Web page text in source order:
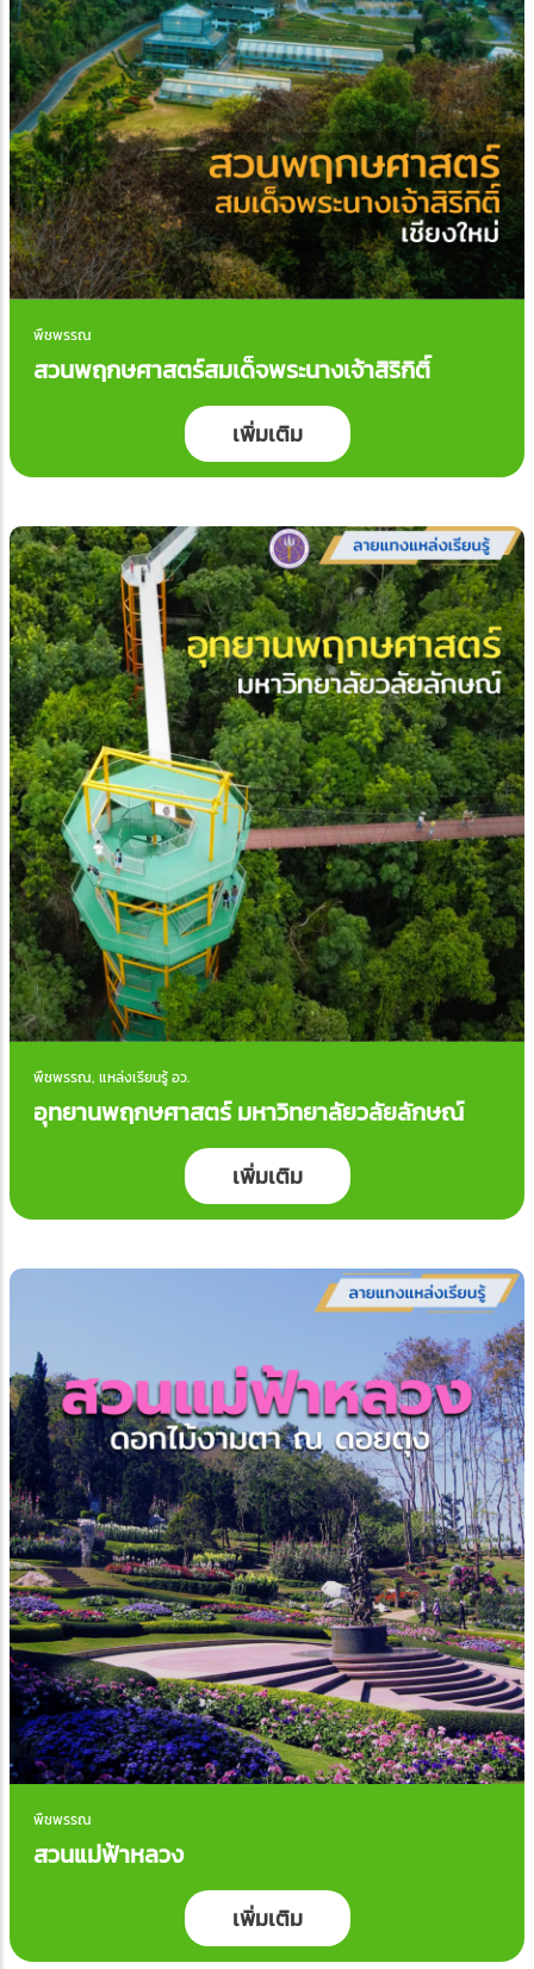
พืชพรรณ
สวนพฤกษศาสตร์สมเด็จพระนางเจ้าสิริกิติ์
เพิ่มเติม
พืชพรรณ, แหล่งเรียนรู้ อว.
อุทยานพฤกษศาสตร์ มหาวิทยาลัยวลัยลักษณ์
เพิ่มเติม
พืชพรรณ
สวนแม่ฟ้าหลวง
เพิ่มเติม